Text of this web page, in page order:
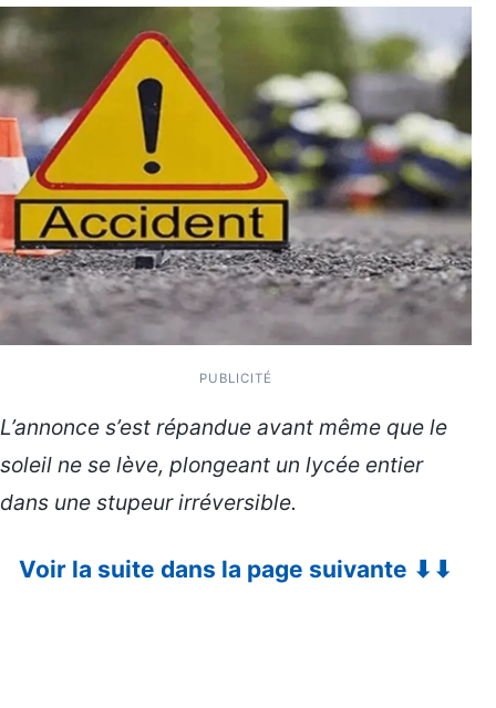
PUBLICITÉ
L’annonce s’est répandue avant même que le
soleil ne se lève, plongeant un lycée entier
dans une stupeur irréversible.
Voir la suite dans la page suivante ⬇⬇